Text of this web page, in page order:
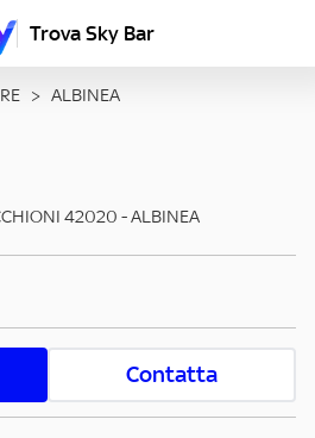
Trova Sky Bar
RE > ALBINEA
42020 -ALBINEA
Contatta